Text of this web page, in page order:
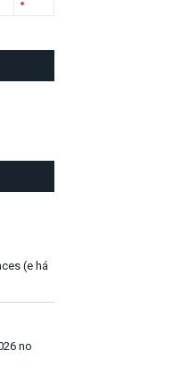
(e há
no